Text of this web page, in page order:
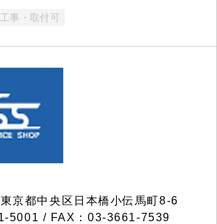
工事・取付可
京都中央区日本橋小伝馬町8-6
5001 / FAX：03-3661-7539